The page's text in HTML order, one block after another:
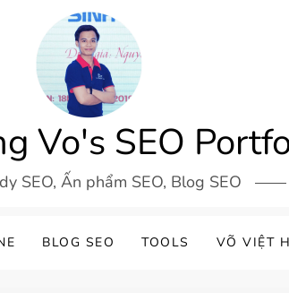
Vo's SEO
SEO, Ấn phẩm SEO, Blog SEO
BLOG SEO TOOLS VÕ VIỆT